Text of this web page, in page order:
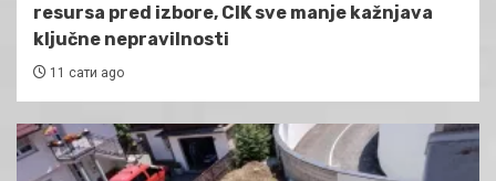
resursa pred izbore, CIK sve manje kažnjava
ključne nepravilnosti
11 сати ago